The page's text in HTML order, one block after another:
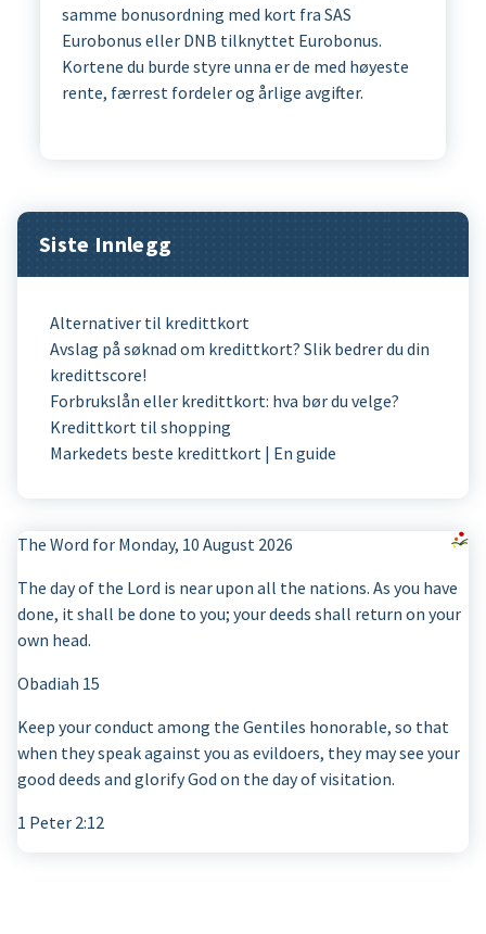
samme bonusordning med kort fra SAS
Eurobonus eller DNB tilknyttet Eurobonus.
Kortene du burde styre unna er de med høyeste
rente, færrest fordeler og årlige avgifter.
Siste Innlegg
Alternativer til kredittkort
Avslag på søknad om kredittkort? Slik bedrer du din
kredittscore!
Forbrukslån eller kredittkort: hva bør du velge?
Kredittkort til shopping
Markedets beste kredittkort | En guide
The Word for Monday, 10 August 2026
The day of the Lord is near upon all the nations. As you have
done, it shall be done to you; your deeds shall return on your
own head.
Obadiah 15
Keep your conduct among the Gentiles honorable, so that
when they speak against you as evildoers, they may see your
good deeds and glorify God on the day of visitation.
1 Peter 2:12